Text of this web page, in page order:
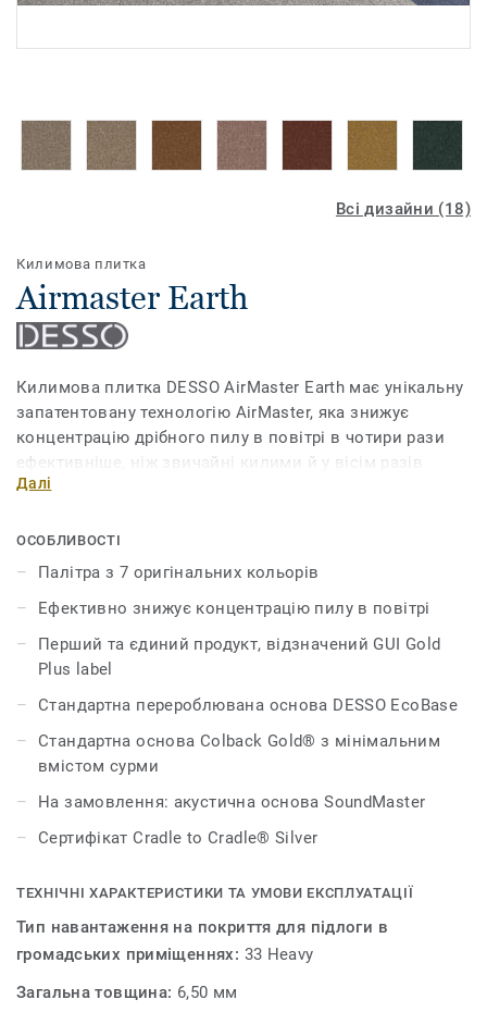
Всі дизайни (18)
Килимова плитка
Airmaster Earth
Килимова плитка DESSO AirMaster Earth має унікальну
запатентовану технологію AirMaster, яка знижує
концентрацію дрібного пилу в повітрі в чотири рази
ефективніше, ніж звичайні килими й у вісім разів
ефективніше, ніж інші види покриттів для підлоги.
п’ять з яких – це нейтральні відтінки, та два яскраві
кольори. Колекцію AirMaster Earth можна поєднувати з
AirMaster Tones, щоб виділити певні зони у приміщенні
або полегшити орієнтацію у ньому за допомогою
різних контрастних кольорів. Ця килимова плитка
чудово підходить для великих конференц-залів,
основу EcoBase ™, яка на 75% виготовлена із
перероблюваної сировини відповідно до принципів
безвідходного виробництва Cradle to Cradle®. Їх також
Gold, яка дозволяє на 95% зменшити використання
сурми у виробництві і покликана зберегти обмежені
вторинній переробці килимової плитки.
Далі
ОСОБЛИВОСТІ
Палітра з 7 оригінальних кольорів
Ефективно знижує концентрацію пилу в повітрі
Перший та єдиний продукт, відзначений GUI Gold
Plus label
Стандартна перероблювана основа DESSO EcoBase
Стандартна основа Colback Gold® з мінімальним
вмістом сурми
На замовлення: акустична основа SoundMaster
Сертифікат Cradle to Cradle® Silver
ТЕХНІЧНІ ХАРАКТЕРИСТИКИ ТА УМОВИ ЕКСПЛУАТАЦІЇ
Тип навантаження на покриття для підлоги в
громадських приміщеннях: 33 Heavy
Загальна товщина: 6,50 мм